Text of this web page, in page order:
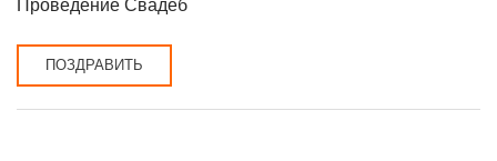
Проведение Свадеб
ПОЗДРАВИТЬ